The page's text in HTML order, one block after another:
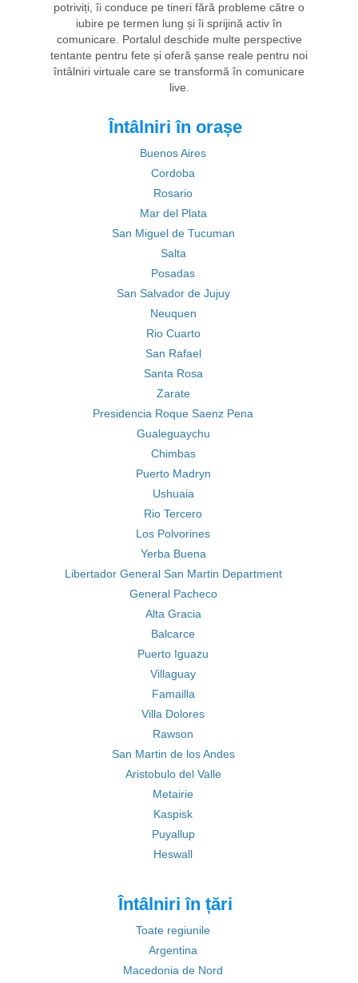
potriviți, îi conduce pe tineri fără probleme către o
iubire pe termen lung și îi sprijină activ în
comunicare. Portalul deschide multe perspective
tentante pentru fete și oferă șanse reale pentru noi
întâlniri virtuale care se transformă în comunicare
live.
Întâlniri în orașe
Buenos Aires
Cordoba
Rosario
Mar del Plata
San Miguel de Tucuman
Salta
Posadas
San Salvador de Jujuy
Neuquen
Rio Cuarto
San Rafael
Santa Rosa
Zarate
Presidencia Roque Saenz Pena
Gualeguaychu
Chimbas
Puerto Madryn
Ushuaia
Rio Tercero
Los Polvorines
Yerba Buena
Libertador General San Martin Department
General Pacheco
Alta Gracia
Balcarce
Puerto Iguazu
Villaguay
Famailla
Villa Dolores
Rawson
San Martin de los Andes
Aristobulo del Valle
Metairie
Kaspisk
Puyallup
Heswall
Întâlniri în țări
Toate regiunile
Argentina
Macedonia de Nord